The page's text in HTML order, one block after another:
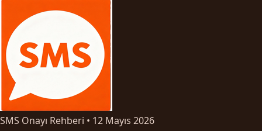
SMS Onayı Rehberi • 12 Mayıs 2026